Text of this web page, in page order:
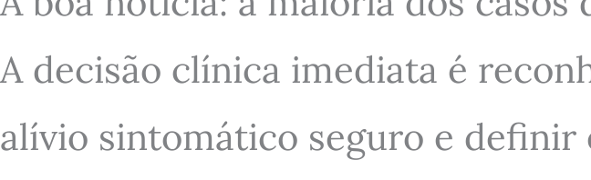
A decisão clínica imediata é
alívio sintomático seguro e